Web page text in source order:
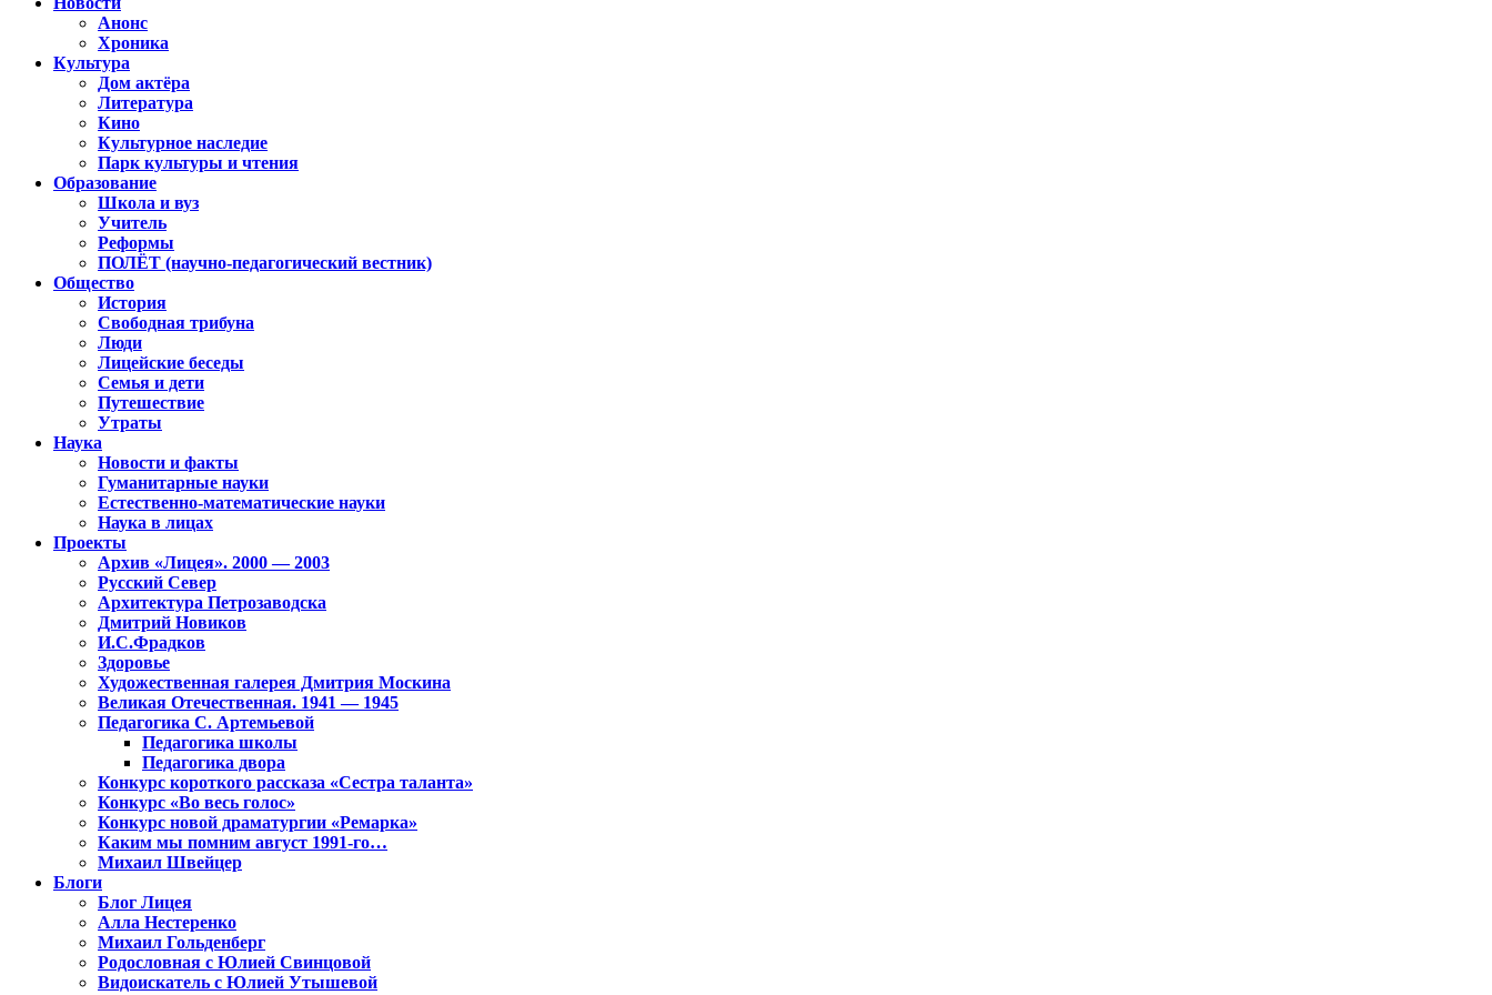
Анонс
Хроника
Культура
Дом актёра
Литература
Кино
Культурное наследие
Парк культуры и чтения
Образование
Школа и вуз
Учитель
Реформы
ПОЛЁТ (научно-педагогический вестник)
Общество
История
Свободная трибуна
Люди
Лицейские беседы
Семья и дети
Путешествие
Утраты
Наука
Новости и факты
Гуманитарные науки
Естественно-математические науки
Наука в лицах
Проекты
Архив «Лицея». 2000 — 2003
Русский Север
Архитектура Петрозаводска
Дмитрий Новиков
И.С.Фрадков
Здоровье
Художественная галерея Дмитрия Москина
Великая Отечественная. 1941 — 1945
Педагогика С. Артемьевой
Педагогика школы
Педагогика двора
Конкурс короткого рассказа «Сестра таланта»
Конкурс «Во весь голос»
Конкурс новой драматургии «Ремарка»
Каким мы помним август 1991-го…
Михаил Швейцер
Блоги
Блог Лицея
Алла Нестеренко
Михаил Гольденберг
Родословная с Юлией Свинцовой
Видоискатель с Юлией Утышевой